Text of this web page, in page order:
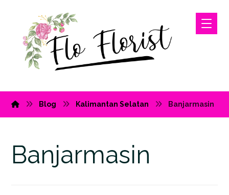
Blog Kalimantan Selatan Banjarmasin
Banjarmasin